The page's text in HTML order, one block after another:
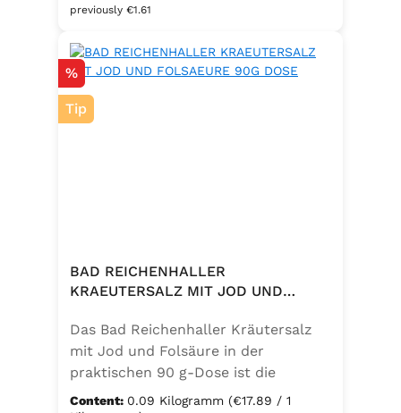
% vegan und glutenfrei – ideal für
zum Würzen von Pasta, Fleisch,
Fisch, Gemüse und mediterranen
Speisen. Zutaten:Siedesalz, 10 %
Knoblauch, 5 % Kräuter und
previously €1.61
Discount
%
Tip
BAD REICHENHALLER
KRAEUTERSALZ MIT JOD UND
Das Bad Reichenhaller Kräutersalz
mit Jod und Folsäure in der
praktischen 90 g-Dose ist die
aromatische Würzmischung für eine
Content: 0.09 Kilogramm (€17.89 / 1